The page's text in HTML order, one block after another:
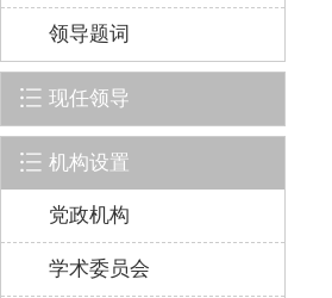
领导题词
现任领导
机构设置
党政机构
学术委员会